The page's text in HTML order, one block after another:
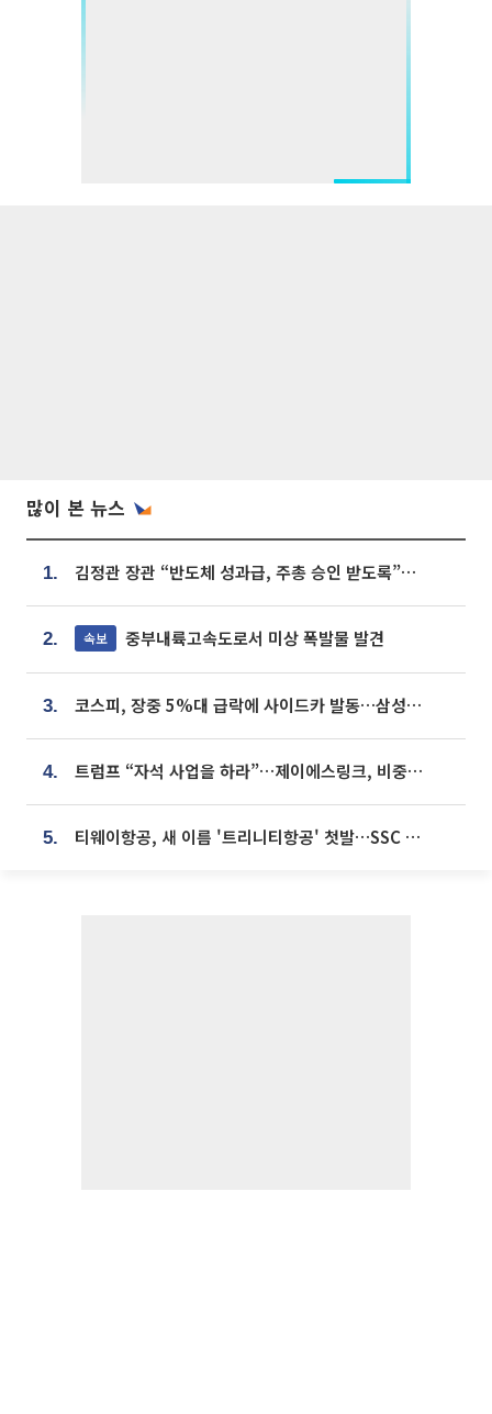
많이 본 뉴스
1. 김정관 장관 “반도체 성과급, 주총 승인 받도록”…상법·자본시장법 개정 시사
2. 속보 중부내륙고속도로서 미상 폭발물 발견
3. 코스피, 장중 5%대 급락에 사이드카 발동…삼성·SK 동반 폭락
4. 트럼프 “자석 사업을 하라”…제이에스링크, 비중국 영구자석 공급망 구축 속도
5. 티웨이항공, 새 이름 '트리니티항공' 첫발…SSC 전략 본격화